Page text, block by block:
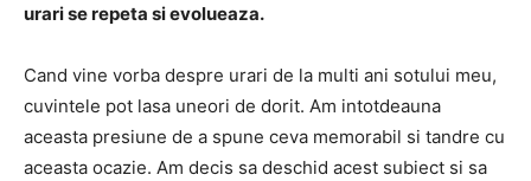
urari se repeta si evolueaza.
Cand vine vorba despre urari de la multi ani sotului meu,
cuvintele pot lasa uneori de dorit. Am intotdeauna
aceasta presiune de a spune ceva memorabil si tandre cu
aceasta ocazie. Am decis sa deschid acest subiect si sa